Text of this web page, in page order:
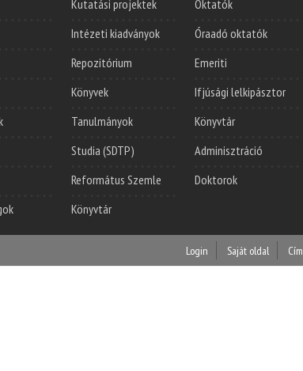
Kutatási projektek
Intézeti kiadványok
Repozitórium
Könyvek
Tanulmányok
Studia (SDTP)
Református Szemle
Könyvtár
Oktatók
Óraadó oktatók
Emeriti
Ifjúsági lelkipásztor
Könyvtár
Adminisztráció
Doktorok
Login Saját oldal Cím